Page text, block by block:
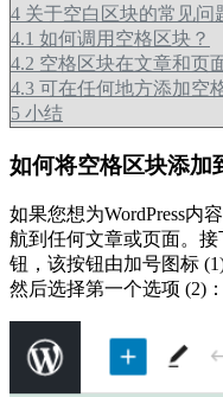
4 关于空白区块的常见问
4.1 如何调用空格区块？
4.2 空格区块在文章和页
4.3 可在任何地方添加空
5 小结
如何将空格区块添加
如果您想为WordPress内
航到任何文章或页面。
钮，该按钮由加号图标
然后选择第一个选项 (2)：